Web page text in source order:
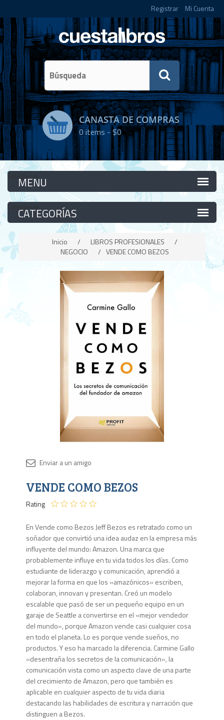
Registrar Mi Cuenta
CANASTA DE COMPRAS
0items -$0
Categorías
Categorías
Inicio / LIBROS PROFESIONALES
/
NEGOCIO
/ VENDE COMO BEZOS
VENDE COMO BEZOS
Rating
En Vende como Bezos Jeff Bezos es retratado como un
soñador que convirtió una idea audaz en la empresa más
influyente del mundo: Amazon. Una marca que
probablemente influye en tu vida todos los días. Como
estudiante de liderazgo y comunicación, aprendió a
mejorar la forma en que los «amazónicos» escriben,
colaboran, innovan y presentan. Creó un modelo
escalable que pasó de ser un pequeño equipo en un
garaje de Seattle a convertirse en el «mejor vendedor
del mundo», porque Amazon vende casi cualquier cosa
en todo el planeta. Lo es porque vende sueños, no
productos. Y eso ha marcado la diferencia. Carmine Gallo
«desentraña los secretos de la comunicación», la
comunicación vista como un aspecto clave de una parte
del crecimiento de Amazon, pero que también es
aplicable en cualquier aspecto de tu vida diaria
destacando las habilidades de escritura y narración que
distinguen a Bezos.